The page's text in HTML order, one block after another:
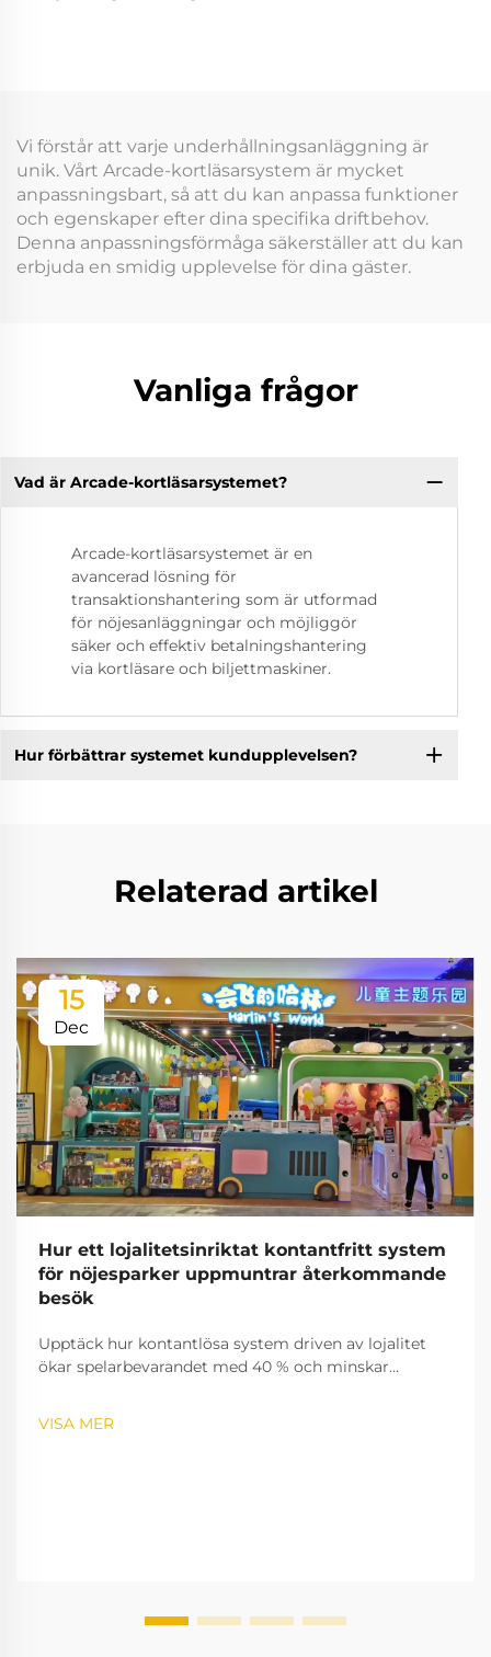
Vi förstår att varje underhållningsanläggning är
unik. Vårt Arcade-kortläsarsystem är mycket
anpassningsbart, så att du kan anpassa funktioner
och egenskaper efter dina specifika driftbehov.
Denna anpassningsförmåga säkerställer att du kan
erbjuda en smidig upplevelse för dina gäster.
Vanliga frågor
Vad är Arcade-kortläsarsystemet?
Arcade-kortläsarsystemet är en
avancerad lösning för
transaktionshantering som är utformad
för nöjesanläggningar och möjliggör
säker och effektiv betalningshantering
via kortläsare och biljettmaskiner.
Hur förbättrar systemet kundupplevelsen?
Relaterad artikel
15
Dec
Hur ett lojalitetsinriktat kontantfritt system
för nöjesparker uppmuntrar återkommande
besök
Upptäck hur kontantlösa system driven av lojalitet
ökar spelarbevarandet med 40 % och minskar
VISA MER